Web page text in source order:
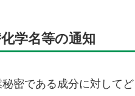
学名等の通知
密である成分に対して